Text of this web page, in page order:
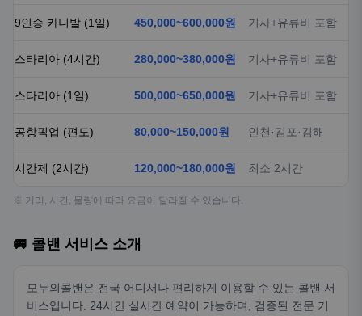
9인승 카니발 (1일) 450,000~600,000원 기사+유류비 포함
스타리아 (4시간) 280,000~380,000원 기사+유류비 포함
스타리아 (1일) 500,000~650,000원 기사+유류비 포함
공항픽업 (편도) 80,000~150,000원 인천·김포·김해
시간제 (2시간) 120,000~180,000원 최소 2시간
※ 거리, 시간, 물량에 따라 요금이 달라질 수 있습니다.
🚐 콜밴 서비스 소개
모두의콜밴은 전국 어디서나 편리하게 이용할 수 있는 콜밴 서
비스입니다. 24시간 실시간 예약이 가능하며, 검증된 전문 기